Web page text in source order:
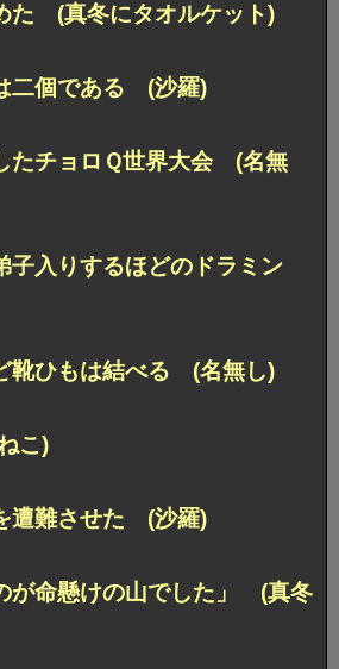
た (真冬にタオルケット)
二個である (沙羅)
たチョロＱ世界大会 (名無
子入りするほどのドラミン
靴ひもは結べる (名無し)
こ)
遭難させた (沙羅)
が命懸けの山でした」 (真冬